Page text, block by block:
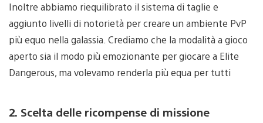
Inoltre abbiamo riequilibrato il sistema di taglie e
aggiunto livelli di notorietà per creare un ambiente PvP
più equo nella galassia. Crediamo che la modalità a gioco
aperto sia il modo più emozionante per giocare a Elite
Dangerous, ma volevamo renderla più equa per tutti
2. Scelta delle ricompense di missione